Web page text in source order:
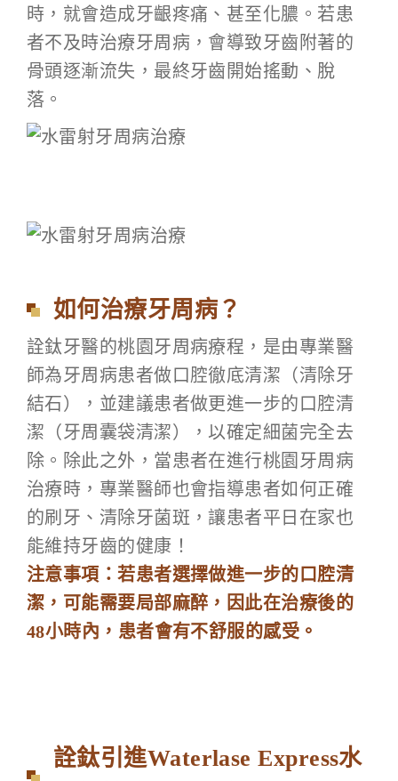
時，就會造成牙齦疼痛、甚至化膿。若患
者不及時治療牙周病，會導致牙齒附著的
骨頭逐漸流失，最終牙齒開始搖動、脫
落。
如何治療牙周病？
詮鈦牙醫的桃園牙周病療程，是由專業醫
師為牙周病患者做口腔徹底清潔（清除牙
結石），並建議患者做更進一步的口腔清
潔（牙周囊袋清潔），以確定細菌完全去
除。除此之外，當患者在進行桃園牙周病
治療時，專業醫師也會指導患者如何正確
的刷牙、清除牙菌斑，讓患者平日在家也
能維持牙齒的健康！
注意事項：若患者選擇做進一步的口腔清
潔，可能需要局部麻醉，因此在治療後的
48小時內，患者會有不舒服的感受。
詮鈦引進Waterlase Express水